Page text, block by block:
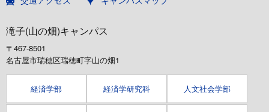
滝子(山の畑)キャンパス
〒467-8501
名古屋市瑞穂区瑞穂町字山の畑1
経済学部 経済学研究科 人文社会学部